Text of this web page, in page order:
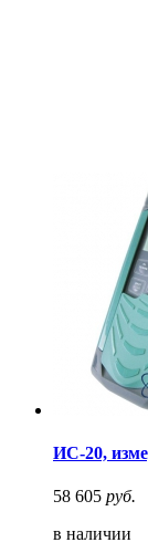
ИС-20,
58 605 руб.
в наличии